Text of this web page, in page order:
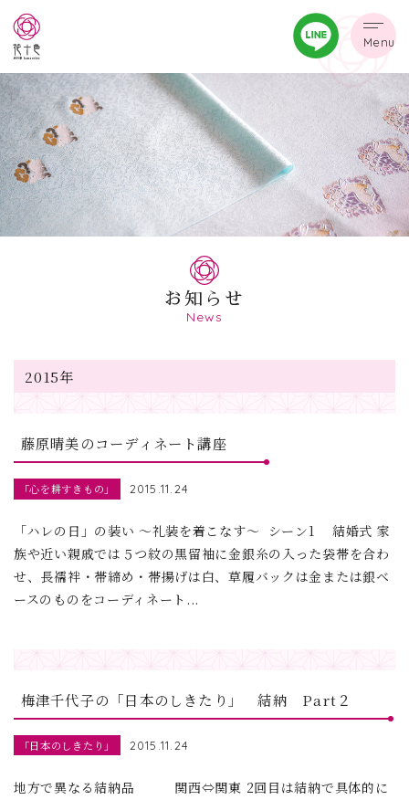
Menu
お知らせ
News
2015年
藤原晴美のコーディネート講座
「心を耕すきもの」 2015.11.24
「ハレの日」の装い ～礼装を着こなす～ シーン1 結婚式 家
族や近い親戚では５つ紋の黒留袖に金銀糸の入った袋帯を合わ
せ、長襦袢・帯締め・帯揚げは白、草履バックは金または銀ベ
ースのものをコーディネート...
梅津千代子の「日本のしきたり」 結納 Part２
「日本のしきたり」 2015.11.24
地方で異なる結納品 関西⇔関東 2回目は結納で具体的に